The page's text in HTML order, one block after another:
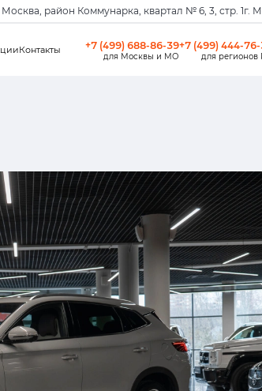
Москва, район Коммунарка, квартал № 6, 3, стр. 1г.
Контакты +7 (499) 688-86-39
для Москвы и МО
+7 (499) 444-
для регионов